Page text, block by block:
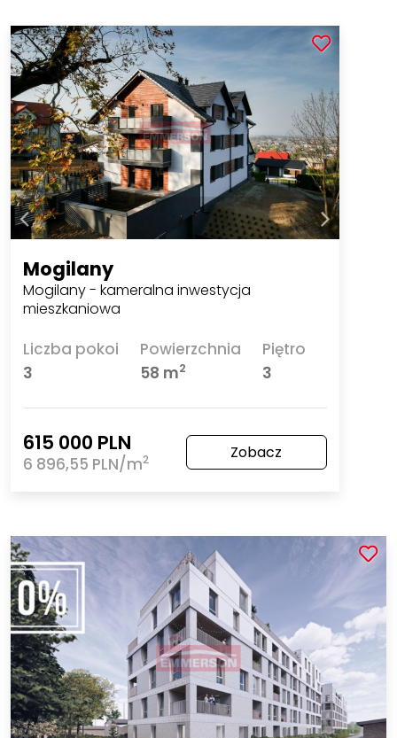
Mogilany
Mogilany - kameralna inwestycja
mieszkaniowa
Liczba pokoi
3
Powierzchnia
58 m2
Piętro
3
615 000 PLN
6 896,55 PLN/m2 Zobacz